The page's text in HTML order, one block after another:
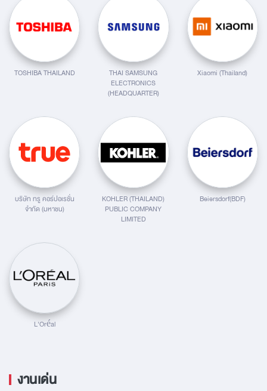
TOSHIBA THAILAND
THAI SAMSUNG
ELECTRONICS
(HEADQUARTER)
Xiaomi (Thailand)
บริษัท ทรู คอร์ปอเรชั่น
จำกัด (มหาชน)
KOHLER (THAILAND)
PUBLIC COMPANY
LIMITED
Beiersdorf(BDF)
L'Oréal
งานเด่น